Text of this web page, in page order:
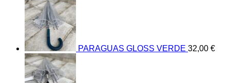
PARAGUAS GLOSS VERDE 32,00 €